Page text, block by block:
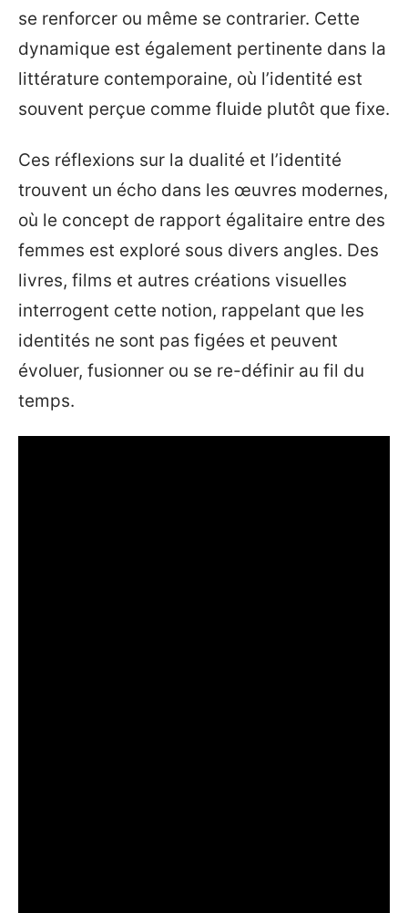
se renforcer ou même se contrarier. Cette
dynamique est également pertinente dans la
littérature contemporaine, où l’identité est
souvent perçue comme fluide plutôt que fixe.
Ces réflexions sur la dualité et l’identité
trouvent un écho dans les œuvres modernes,
où le concept de rapport égalitaire entre des
femmes est exploré sous divers angles. Des
livres, films et autres créations visuelles
interrogent cette notion, rappelant que les
identités ne sont pas figées et peuvent
évoluer, fusionner ou se re-définir au fil du
temps.